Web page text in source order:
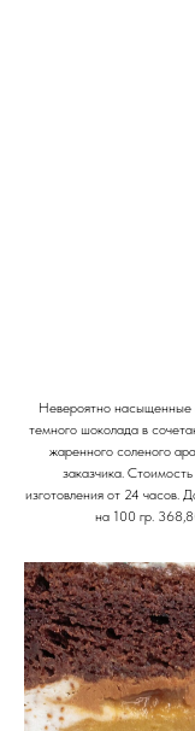
Невероятно насыщенные
темного шоколада в
жаренного соленого
заказчика.
изготовления от 24 часов.
на 100 гр.